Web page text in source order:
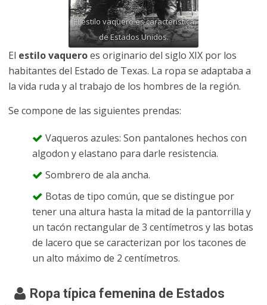
El estilo vaquero es característica
de Estados Unidos.
El estilo vaqueroes originario del siglo XIX por los
habitantes del Estado de Texas. La ropa se adaptaba a
la vida ruda y al trabajo de los hombres de la región.
Se compone de las siguientes prendas:
Vaqueros azules: Son pantalones hechos con
algodon y elastano para darle resistencia.
Sombrero de ala ancha.
Botas de tipo común, que se distingue por
tener una altura hasta la mitad de la pantorrilla y
un tacón rectangular de 3 centímetros y las botas
de lacero que se caracterizan por los tacones de
un alto máximo de 2 centímetros.
Ropa típica femenina de Estados